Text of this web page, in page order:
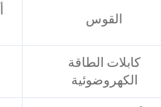
القوس
كابلات الطاقة
الكهروضوئية